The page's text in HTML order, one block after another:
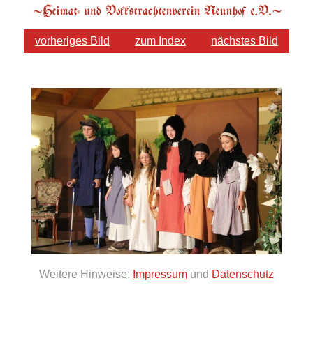
vorheriges Bild zum Index nächstes Bild
Weitere Hinweise: Impressum und Datenschutz